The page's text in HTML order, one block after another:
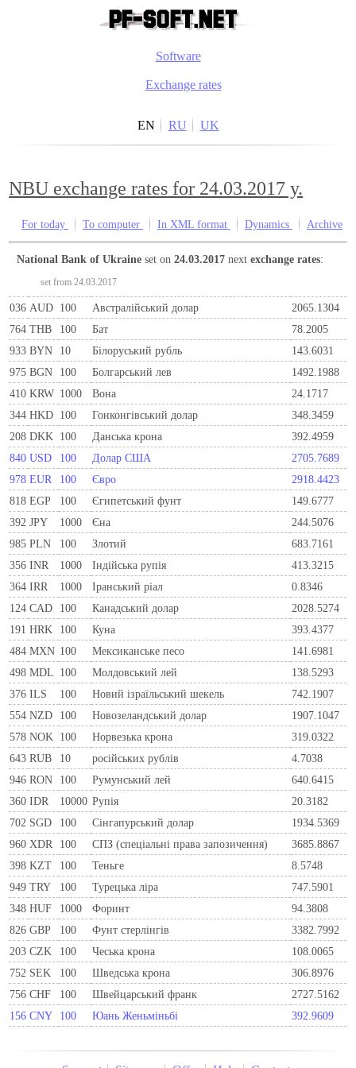
Software
Exchange rates
EN RU UK
NBU exchange rates for 24.03.2017 y.
For today To computer In XML format Dynamics Archive
National Bank of Ukraine set on24.03.2017 nextexchange rates:
set from 24.03.2017
036 AUD 100 Австралійський долар
2065.1304
764 THB 100 Бат
78.2005
933 BYN 10 Бiлоруський рубль
143.6031
975 BGN 100 Болгарський лев
1492.1988
410 KRW 1000 Вона
24.1717
344 HKD 100 Гонконгівський долар
348.3459
208 DKK 100 Данська крона
392.4959
840 USD 100 Долар США
2705.7689
978 EUR 100 Євро
2918.4423
818 EGP 100 Єгипетський фунт
149.6777
392 JPY 1000 Єна
244.5076
985 PLN 100 Злотий
683.7161
356 INR 1000 Індійська рупія
413.3215
364 IRR 1000 Іранський ріал
0.8346
124 CAD 100 Канадський долар
2028.5274
191 HRK 100 Куна
393.4377
484 MXN 100 Мексиканське песо
141.6981
498 MDL 100 Молдовський лей
138.5293
376 ILS 100 Новий ізраїльський шекель
742.1907
554 NZD 100 Новозеландський долар
1907.1047
578 NOK 100 Норвезька крона
319.0322
643 RUB 10 російських рублів
4.7038
946 RON 100 Румунський лей
640.6415
360 IDR 10000 Рупія
20.3182
702 SGD 100 Сінгапурський долар
1934.5369
960 XDR 100 СПЗ (спеціальні права запозичення)
3685.8867
398 KZT 100 Теньге
8.5748
949 TRY 100 Турецька ліра
747.5901
348 HUF 1000 Форинт
94.3808
826 GBP 100 Фунт стерлінгів
3382.7992
203 CZK 100 Чеська крона
108.0065
752 SEK 100 Шведська крона
306.8976
756 CHF 100 Швейцарський франк
2727.5162
156 CNY 100 Юань Женьміньбі 392.9609